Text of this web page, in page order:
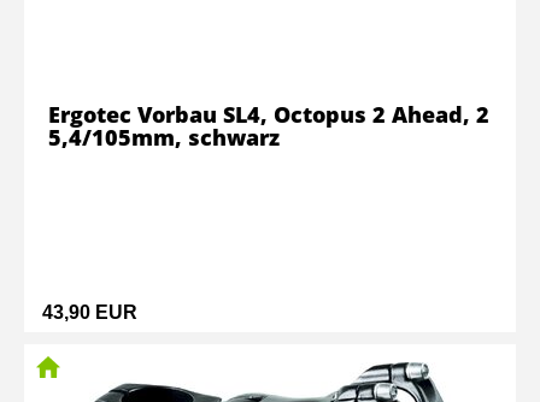
43,90 EUR
Ergotec Vorbau SL4, Octopus 2 Ahead, 2
5,4/105mm, schwarz